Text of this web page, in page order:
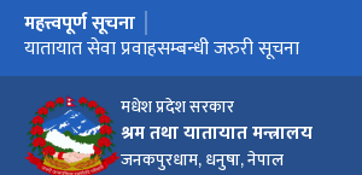
मधेश प्रदेश सरकार
श्रम तथा यातायात मन्त्रालय
जनकपुरधाम, धनुषा, नेपाल
मुख्य नेभिगेसनमा जानुहोस्
महत्त्वपूर्ण सूचना
मौजुदा सूची दर्ता गर्ने सम्बन्धी सूचना
यातायात सेवा प्रवाहसम्बन्धी जरुरी सूचना
कर्मचारी पदपूर्ति सम्बन्धी कार्यविधि, २०८१
प्रदेश श्रम सल्लाहकार परिषद् गठन निर्देशिका, २०८१